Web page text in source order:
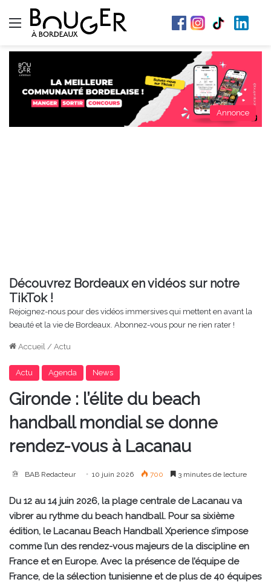
Menu
Annonce
Découvrez Bordeaux en vidéos sur notre
TikTok !
Rejoignez-nous pour des vidéos immersives qui mettent en avant la
beauté et la vie de Bordeaux. Abonnez-vous pour ne rien rater !
Accueil / Actu
Actu Agenda News
Gironde : l’élite du beach
handball mondial se donne
rendez-vous à Lacanau
BAB Redacteur 10 juin 2026 700 3 minutes de lecture
Du 12 au 14 juin 2026, la plage centrale de Lacanau va
vibrer au rythme du beach handball. Pour sa sixième
édition, le Lacanau Beach Handball Xperience s’impose
comme l’un des rendez-vous majeurs de la discipline en
France et en Europe. Avec la présence de l’équipe de
France, de la sélection tunisienne et de plus de 40 équipes